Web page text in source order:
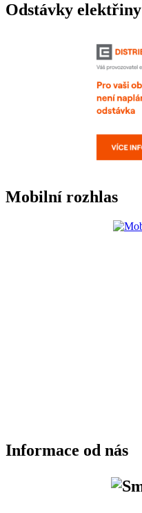
Odstávky elektřiny
Mobilní rozhlas
Informace od nás